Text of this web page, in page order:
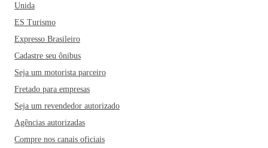
Unida
ES Turismo
Expresso Brasileiro
Cadastre seu ônibus
Seja um motorista parceiro
Fretado para empresas
Seja um revendedor autorizado
Agências autorizadas
Compre nos canais oficiais